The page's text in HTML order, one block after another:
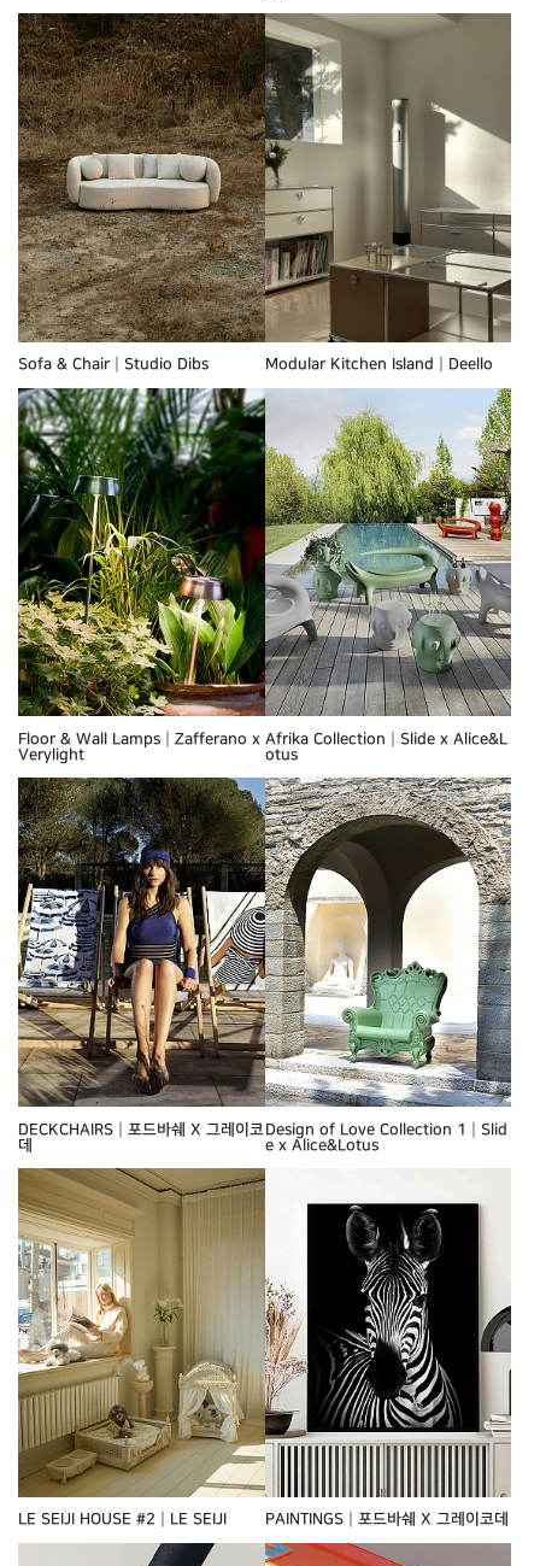
Sofa & Chair┃Studio Dibs Modular Kitchen Island┃Deello
Floor & Wall Lamps┃Zafferano x
Verylight
Afrika Collection┃Slide x Alice&L
otus
DECKCHAIRS┃포드바쉐 X 그레이코
데
Design of Love Collection 1┃Slid
e x Alice&Lotus
LE SEIJI HOUSE #2┃LE SEIJI PAINTINGS┃포드바쉐 X 그레이코데